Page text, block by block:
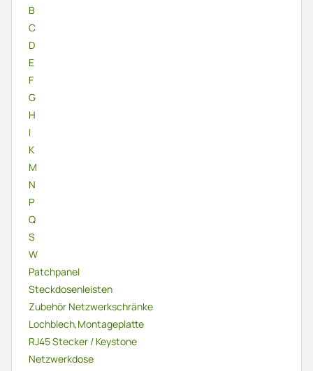
B
C
D
E
F
G
H
I
K
M
N
P
Q
S
W
Patchpanel
Steckdosenleisten
Zubehör Netzwerkschränke
Lochblech,Montageplatte
RJ45 Stecker / Keystone
Netzwerkdose